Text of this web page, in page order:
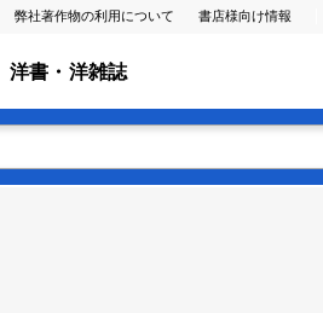
弊社著作物の利用について 書店様向け情報
洋書・洋雑誌